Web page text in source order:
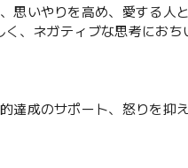
思いやりを高め、愛する人
、ネガティブな思考におち
達成のサポート、怒りを抑